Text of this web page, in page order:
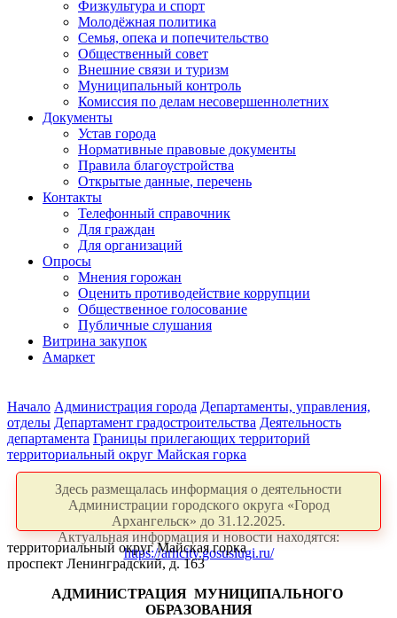
Физкультура и спорт
Молодёжная политика
Семья, опека и попечительство
Общественный совет
Внешние связи и туризм
Муниципальный контроль
Комиссия по делам несовершеннолетних
Документы
Устав города
Нормативные правовые документы
Правила благоустройства
Открытые данные, перечень
Контакты
Телефонный справочник
Для граждан
Для организаций
Опросы
Мнения горожан
Оценить противодействие коррупции
Общественное голосование
Публичные слушания
Витрина закупок
Амаркет
Начало Администрация города Департаменты, управления,
отделы Департамент градостроительства Деятельность
департамента Границы прилегающих территорий
территориальный округ Майская горка
Здесь размещалась информация о деятельности
Администрации городского округа «Город
Архангельск» до 31.12.2025.
Актуальная информация и новости находятся:
https://arhcity.gosuslugi.ru/
территориальный округ Майская горка
проспект Ленинградский, д. 163
АДМИНИСТРАЦИЯ МУНИЦИПАЛЬНОГО
ОБРАЗОВАНИЯ